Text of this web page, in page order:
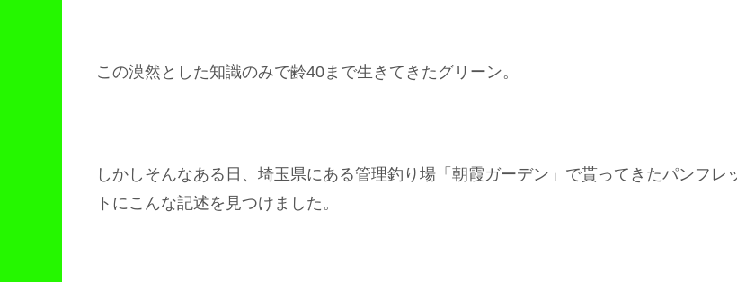
この漠然とした知識のみで齢40まで生きてきたグリーン。
しかしそんなある日、埼玉県にある管理釣り場「朝霞ガーデン」で貰ってきたパンフレ
トにこんな記述を見つけました。